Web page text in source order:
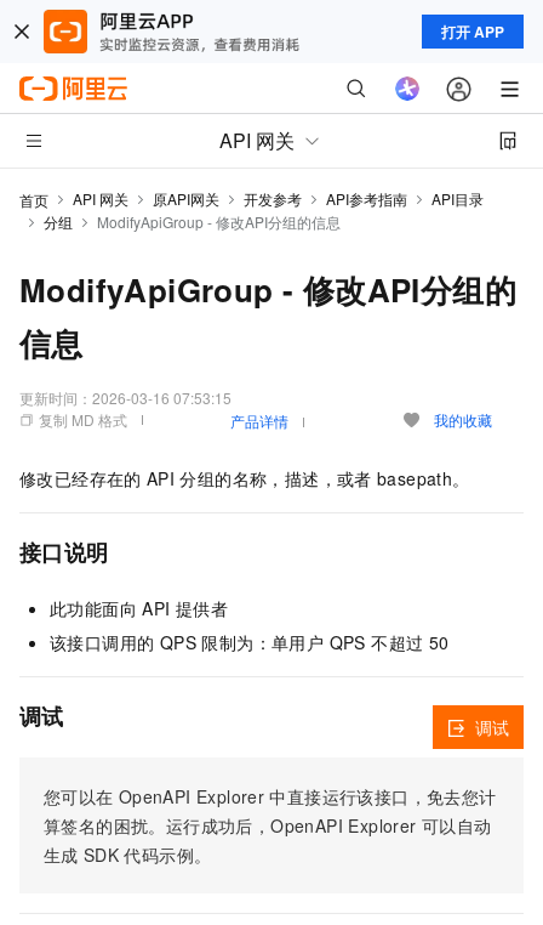
打开 APP
API 网关
首页 API 网关 原API网关 开发参考 API参考指南
API目录
分组
ModifyApiGroup - 修改API分组的信息
ModifyApiGroup - 修改API分组的
信息
更新时间： 2026-03-16 07:53:15
复制 MD 格式
产品详情 我的收藏
修改已经存在的 API 分组的名称，描述，或者 basepath。
接口说明
此功能面向 API 提供者
该接口调用的 QPS 限制为：单用户 QPS 不超过 50
调试
您可以在 OpenAPI Explorer 中直接运行该接口，免去您计
算签名的困扰。运行成功后，OpenAPI Explorer 可以自动
生成 SDK 代码示例。
调试